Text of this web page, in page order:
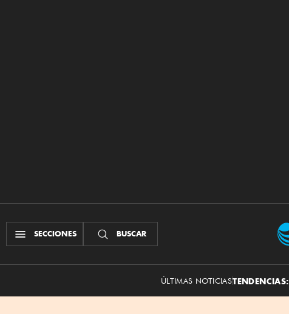
SECCIONES BUSCAR
ÚLTIMAS NOTICIASTENDENCIAS: